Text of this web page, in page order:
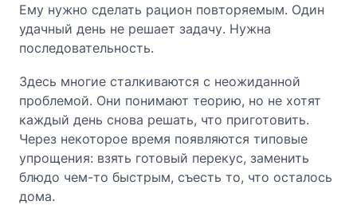
Ему нужно сделать рацион повторяемым. Один
удачный день не решает задачу. Нужна
последовательность.
Здесь многие сталкиваются с неожиданной
проблемой. Они понимают теорию, но не хотят
каждый день снова решать, что приготовить.
Через некоторое время появляются типовые
упрощения: взять готовый перекус, заменить
блюдо чем-то быстрым, съесть то, что осталось
дома.